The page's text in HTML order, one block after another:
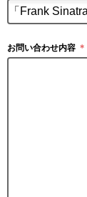
お問い合わせ内容 ＊